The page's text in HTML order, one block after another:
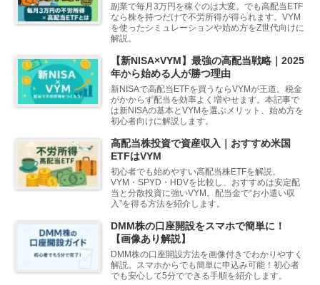
副業で毎月3万円を稼ぐのは大変。でも高配当ETF
なら株を持つだけで不労所得が得られます。VYM
を使ったシミュレーションや始め方をZ世代向けに
解説。
【新NISA×VYM】最強の高配当戦略｜2025
年から始める人が勝つ理由
新NISAで高配当ETFを買うならVYMが王道。税金
がかからず配当を効率よく増やせます。本記事で
は新NISAの基本とVYMを選ぶメリット、始め方を
初心者向けに解説します。
高配当株投資で資産収入｜おすすめ米国
ETFはVYM
初心者でも始めやすい高配当株ETFを解説。
VYM・SPYD・HDVを比較し、おすすめは安定配
当と分散投資に強いVYM。配当金で“お小遣い収
入”を得る方法を紹介します。
DMM株の口座開設をスマホで簡単に！
【画像あり解説】
DMM株の口座開設方法を画像付きでわかりやすく
解説。スマホからでも簡単に申込み可能！初心者
でも安心して5分でできる手順を紹介します。